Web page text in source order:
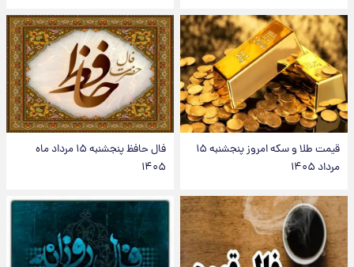
قیمت طلا و سکه امروز پنجشنبه ۱۵
مرداد ۱۴۰۵
فال حافظ پنجشنبه ۱۵ مرداد ماه
۱۴۰۵